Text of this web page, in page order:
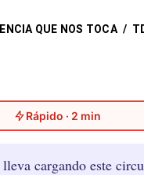
QUE NOS TOCA /
Rápido · 2 min
cargando este